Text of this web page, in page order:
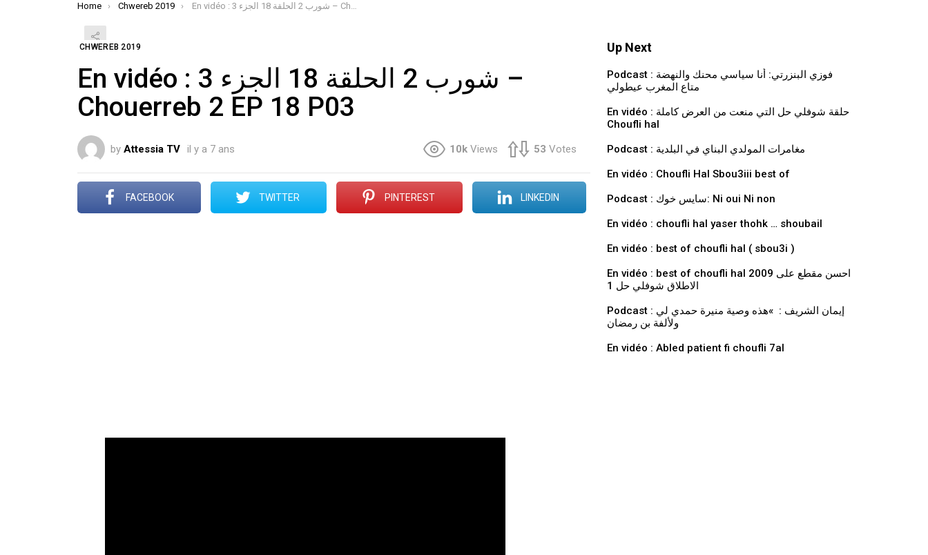
You are here:
Home Chwereb 2019 En vidéo : شورب 2 الحلقة 18 الجزء 3 – Chouerreb 2 EP 18 P03
CHWEREB 2019
En vidéo : شورب 2 الحلقة 18 الجزء 3 –
Chouerreb 2 EP 18 P03
by Attessia TV il y a 7 ans 10k Views 53 Votes
FACEBOOK TWITTER PINTEREST LINKEDIN
Up Next
Podcast : فوزي البنزرتي: أنا سياسي محنك والنهضة
متاع المغرب عيطولي
En vidéo : حلقة شوفلي حل التي منعت من العرض كاملة
Choufli hal
Podcast : مغامرات المولدي البناي في البلدية
En vidéo : Choufli Hal Sbou3iii best of
Podcast : سايس خوك: Ni oui Ni non
En vidéo : choufli hal yaser thohk … shoubail
En vidéo : best of choufli hal ( sbou3i )
En vidéo : best of choufli hal 2009 احسن مقطع على
الاطلاق شوفلي حل 1
Podcast : إيمان الشريف : »هذه وصية منيرة حمدي لي
ولألفة بن رمضان
En vidéo : Abled patient fi choufli 7al